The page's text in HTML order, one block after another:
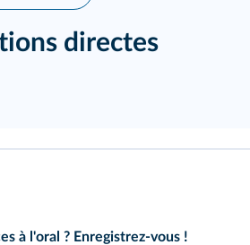
directes
à l'oral ? Enregistrez-vous !